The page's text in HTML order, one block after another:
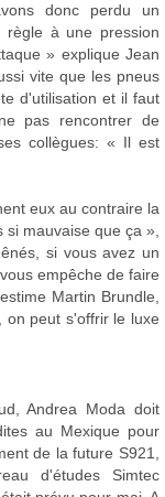
donc perdu un
à une pression
» explique Jean
vite que les pneus
d'utilisation et il faut
pas rencontrer de
collègues: « Il est
eux au contraire la
mauvaise que ça »,
si vous avez un
empêche de faire
Martin Brundle,
on peut s'offrir le luxe
Andrea Moda doit
au Mexique pour
de la future S921,
d'études Simtec